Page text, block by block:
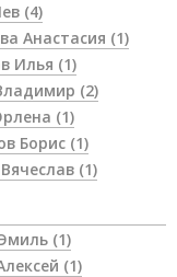
(4)
Лотарева Анастасия (1)
Луданов Илья (1)
Владимир (2)
Эрлена (1)
Любимов Борис (1)
Лютый Вячеслав (1)
Эмиль (1)
Алексей (1)